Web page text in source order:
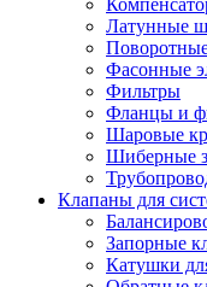
Латунные
Фасонные
Фильтры
Фланцы и
Шаровые
Шиберные
Клапаны для
Запорные
Катушки